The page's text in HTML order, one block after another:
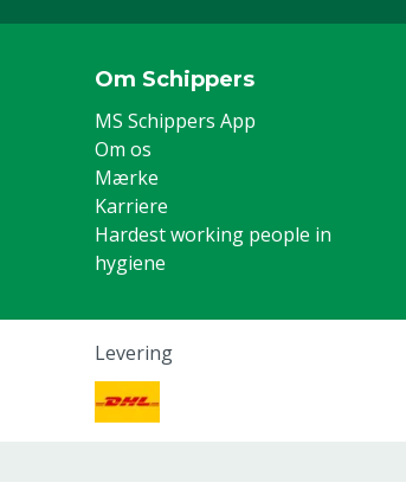
Om Schippers
MS Schippers App
Om os
Mærke
Karriere
Hardest working people in
hygiene
Levering